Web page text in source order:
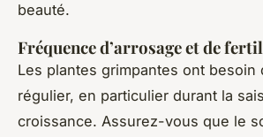
beauté.
Fréquence d’arrosage et de
Les plantes grimpantes ont besoin
régulier, en particulier durant la
croissance. Assurez-vous que le